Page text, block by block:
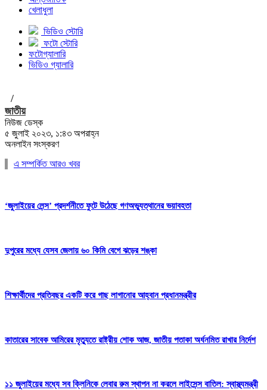
খেলাধুলা
ভিডিও স্টোরি
ফটো স্টোরি
ফটোগ্যালারি
ভিডিও গ্যালারি
/
জাতীয়
নিউজ ডেস্ক
৫ জুলাই ২০২৩, ১:৪৩ অপরাহ্ন
অনলাইন সংস্করণ
এ সম্পর্কিত আরও খবর
‘জুলাইয়ের লেন্স’ প্রদর্শনীতে ফুটে উঠেছে গণঅভ্যুত্থানের ভয়াবহতা
দুপুরের মধ্যে যেসব জেলায় ৬০ কিমি বেগে ঝড়ের শঙ্কা
শিক্ষার্থীদের প্রতিবছর একটি করে গাছ লাগানোর আহ্বান প্রধানমন্ত্রীর
কাতারের সাবেক আমিরের মৃত্যুতে রাষ্ট্রীয় শোক আজ, জাতীয় পতাকা অর্ধনমিত রাখার নির্দেশ
১১ জুলাইয়ের মধ্যে সব ক্লিনিকে লেবার রুম স্থাপন না করলে লাইসেন্স বাতিল: স্বাস্থ্যমন্ত্রী